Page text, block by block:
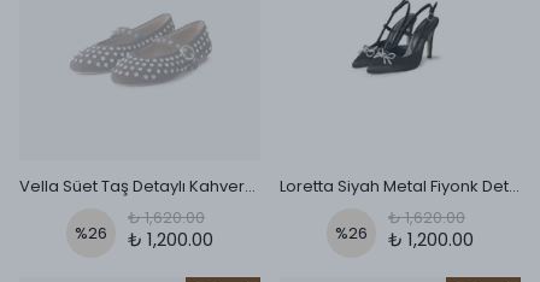
Vella Süet Taş Detaylı Kahverengi Babet
%26
₺ 1,620.00
₺ 1,200.00
Loretta Siyah Metal Fiyonk Detaylı Topuklu Ayakkabı
%26
₺ 1,620.00
₺ 1,200.00